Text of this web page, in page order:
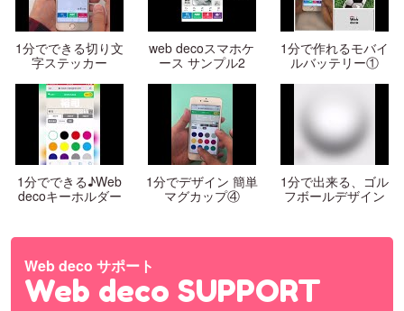
1分でできる切り文
字ステッカー
web decoスマホケ
ース サンプル2
1分で作れるモバイ
ルバッテリー①
1分でできる♪Web
decoキーホルダー
1分でデザイン 簡単
マグカップ④
1分で出来る、ゴル
フボールデザイン
Web deco サポート
Web deco SUPPORT